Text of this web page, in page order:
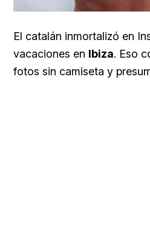
El catalán inmortalizó en
vacaciones en Ibiza. Eso
fotos sin camiseta y